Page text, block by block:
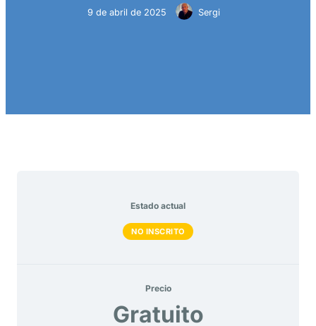
9 de abril de 2025 Sergi
Estado actual
NO INSCRITO
Precio
Gratuito